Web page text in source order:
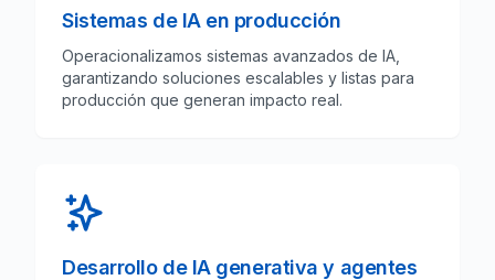
Sistemas de IA en producción
Operacionalizamos sistemas avanzados de IA,
garantizando soluciones escalables y listas para
producción que generan impacto real.
Desarrollo de IA generativa y agentes